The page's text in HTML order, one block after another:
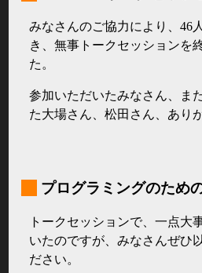
みなさんのご協力により、46
き、無事トークセッションを
た。
参加いただいたみなさん、ま
た大場さん、松田さん、あり
プログラミングのため
トークセッションで、一点大
いたのですが、みなさんぜひ
ださい。